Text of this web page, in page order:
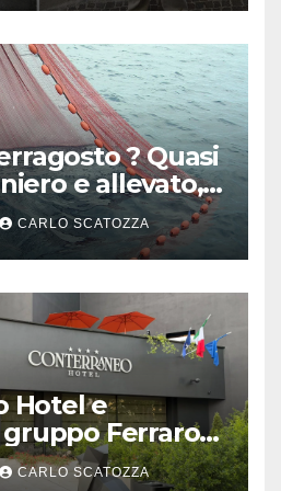
? Quasi
e allevato,
CARLO SCATOZZA
Hotel e
Ferraro
e il gusto
CARLO SCATOZZA